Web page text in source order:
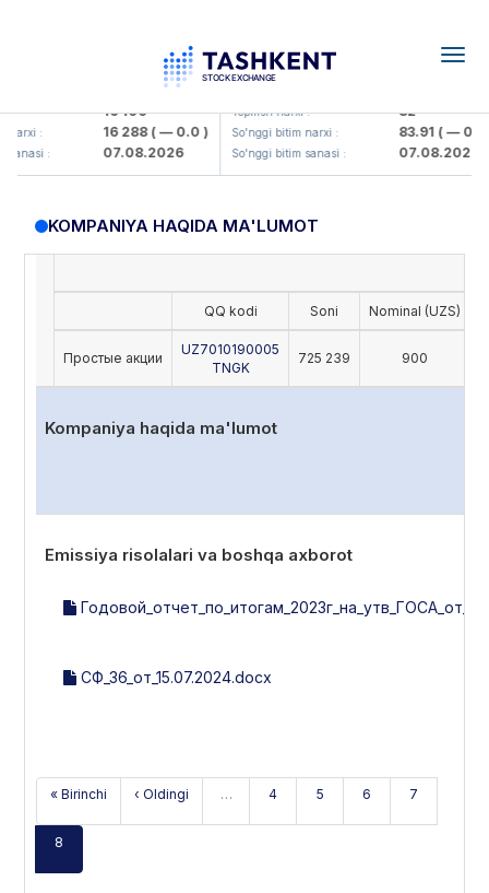
16 100
: 16 288( — 0.0 )
: 07.08.2026
KFSK (<Kafolat sug'urta
Yopilish narxi : 82
So'nggi bitim narxi : 83.91( — 0.0 )
So'nggi bitim sanasi : 07.08.2026
KOMPANIYA HAQIDA MA'LUMOT
QQ kodi Soni Nominal (UZS)
Простые акции
UZ7010190005
TNGK
725 239 900
Kompaniya haqida ma'lumot
Emissiya risolalari va boshqa axborot
СФ_36_от_15.07.2024.docx
« Birinchi ‹ Oldingi … 4 5 6 7
8